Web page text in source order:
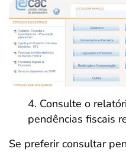
Consulte o
pendências fiscais
Se preferir consultar